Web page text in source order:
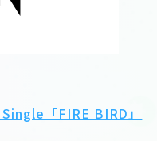
「FIRE BIRD」